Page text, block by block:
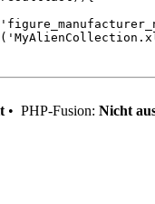
• PHP-Fusion: Nicht